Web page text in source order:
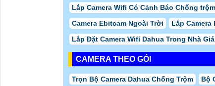
Lắp Camera Wifi Có Cảnh Báo Chống trộm
Camera Ebitcam Ngoài Trời
Lắp
Lắp Đặt Camera Wifi Dahua Trong Nhà
CAMERA THEO GÓI
Trọn Bộ Camera Dahua Chống Trộm
Bộ